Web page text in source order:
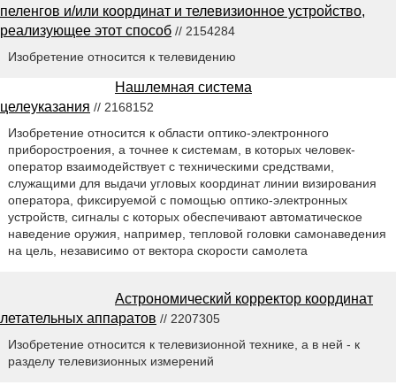
пеленгов и/или координат и телевизионное устройство,
реализующее этот способ // 2154284
Изобретение относится к телевидению
Нашлемная система
целеуказания // 2168152
Изобретение относится к области оптико-электронного
приборостроения, а точнее к системам, в которых человек-
оператор взаимодействует с техническими средствами,
служащими для выдачи угловых координат линии визирования
оператора, фиксируемой с помощью оптико-электронных
устройств, сигналы с которых обеспечивают автоматическое
наведение оружия, например, тепловой головки самонаведения
на цель, независимо от вектора скорости самолета
Астрономический корректор координат
летательных аппаратов // 2207305
Изобретение относится к телевизионной технике, а в ней - к
разделу телевизионных измерений